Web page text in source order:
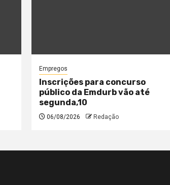
Empregos
Inscrições para concurso
público da Emdurb vão até
segunda,10
06/08/2026 Redação